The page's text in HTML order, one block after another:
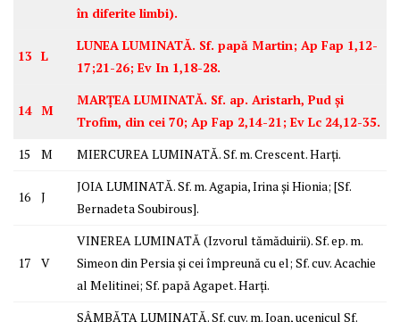
în diferite limbi).
13 L
LUNEA LUMINATĂ. Sf. papă Martin; Ap Fap 1,12-
17;21-26; Ev In 1,18-28.
14 M
MARȚEA LUMINATĂ. Sf. ap. Aristarh, Pud și
Trofim, din cei 70; Ap Fap 2,14-21; Ev Lc 24,12-35.
15
M MIERCUREA LUMINATĂ. Sf. m. Crescent. Harți.
16 J
JOIA LUMINATĂ. Sf. m. Agapia, Irina și Hionia; [Sf.
Bernadeta Soubirous].
17 V
VINEREA LUMINATĂ (Izvorul tămăduirii). Sf. ep. m.
Simeon din Persia și cei împreună cu el; Sf. cuv. Acachie
al Melitinei; Sf. papă Agapet. Harți.
SÂMBĂTA LUMINATĂ. Sf. cuv. m. Ioan, ucenicul Sf.